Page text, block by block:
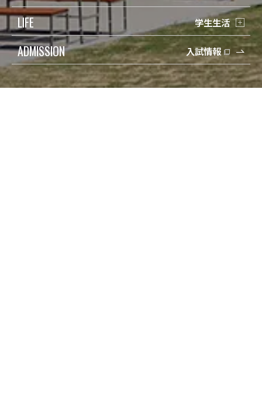
LIFE 学生生活
ADMISSION 入試情報